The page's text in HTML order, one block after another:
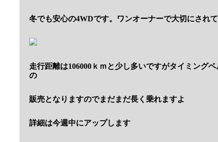
冬でも安心の4WDです。ワンオーナーで大切にされ
走行距離は106000ｋｍと少し多いですがタイミング
の
販売となりますのでまだまだ長く乗れますよ
詳細は今週中にアップします